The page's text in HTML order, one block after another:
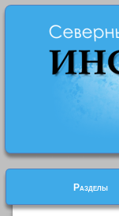
Разделы